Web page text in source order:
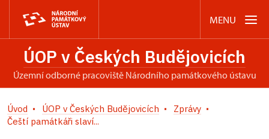
MENU
ÚOP v Českých Budějovicích
územní odborné pracoviště Národního památkového ústavu
Úvod ÚOP v Českých Budějovicích
Zprávy
Čeští památkáři slaví...